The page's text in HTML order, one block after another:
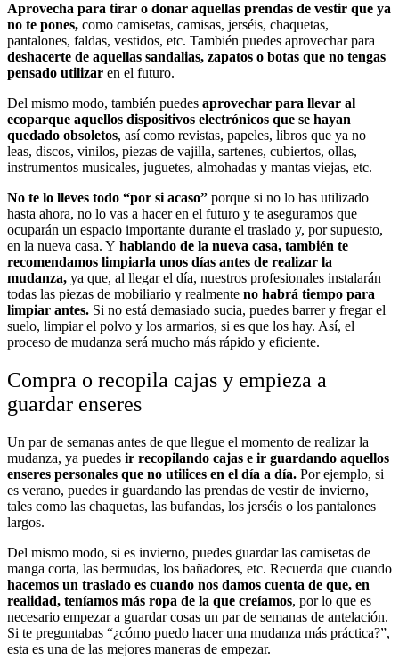
Aprovecha para tirar o donar aquellas prendas de vestir que ya
no te pones, como camisetas, camisas, jerséis, chaquetas,
pantalones, faldas, vestidos, etc. También puedes aprovechar para
deshacerte de aquellas sandalias, zapatos o botas que no tengas
pensado utilizar en el futuro.
Del mismo modo, también puedes aprovechar para llevar al
ecoparque aquellos dispositivos electrónicos que se hayan
quedado obsoletos, así como revistas, papeles, libros que ya no
leas, discos, vinilos, piezas de vajilla, sartenes, cubiertos, ollas,
instrumentos musicales, juguetes, almohadas y mantas viejas, etc.
No te lo lleves todo “por si acaso” porque si no lo has utilizado
hasta ahora, no lo vas a hacer en el futuro y te aseguramos que
ocuparán un espacio importante durante el traslado y, por supuesto,
en la nueva casa. Y hablando de la nueva casa, también te
recomendamos limpiarla unos días antes de realizar la
mudanza, ya que, al llegar el día, nuestros profesionales instalarán
todas las piezas de mobiliario y realmente no habrá tiempo para
limpiar antes. Si no está demasiado sucia, puedes barrer y fregar el
suelo, limpiar el polvo y los armarios, si es que los hay. Así, el
proceso de mudanza será mucho más rápido y eficiente.
Compra o recopila cajas y empieza a
guardar enseres
Un par de semanas antes de que llegue el momento de realizar la
mudanza, ya puedes ir recopilando cajas e ir guardando aquellos
enseres personales que no utilices en el día a día. Por ejemplo, si
es verano, puedes ir guardando las prendas de vestir de invierno,
tales como las chaquetas, las bufandas, los jerséis o los pantalones
largos.
Del mismo modo, si es invierno, puedes guardar las camisetas de
manga corta, las bermudas, los bañadores, etc. Recuerda que cuando
hacemos un traslado es cuando nos damos cuenta de que, en
realidad, teníamos más ropa de la que creíamos, por lo que es
necesario empezar a guardar cosas un par de semanas de antelación.
Si te preguntabas “¿cómo puedo hacer una mudanza más práctica?”,
esta es una de las mejores maneras de empezar.